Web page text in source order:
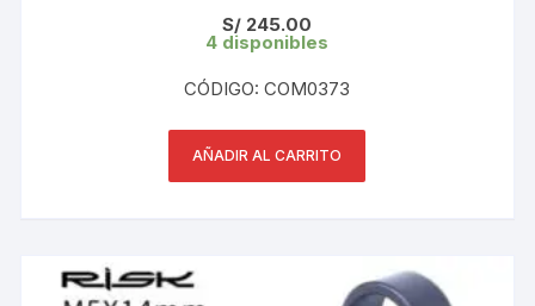
S/ 245.00
4 disponibles
CÓDIGO: COM0373
AÑADIR AL CARRITO